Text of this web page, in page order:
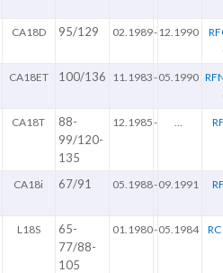
CA18D 95/129 02.1989-12.1990
CA18ET 100/136 11.1983-05.1990
CA18T
88-
99/120-
135
12.1985-
CA18i 67/91 05.1988-09.1991
L18S
65-
77/88-
105
01.1980-05.1984